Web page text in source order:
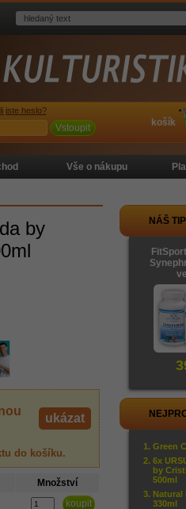
by
ukázat
do košíku.
Množství
NÁŠ TIP
Green
6x
by
500ml
Natural
330ml
Vše o nákupu
košík
jste heslo?
Vstoupit